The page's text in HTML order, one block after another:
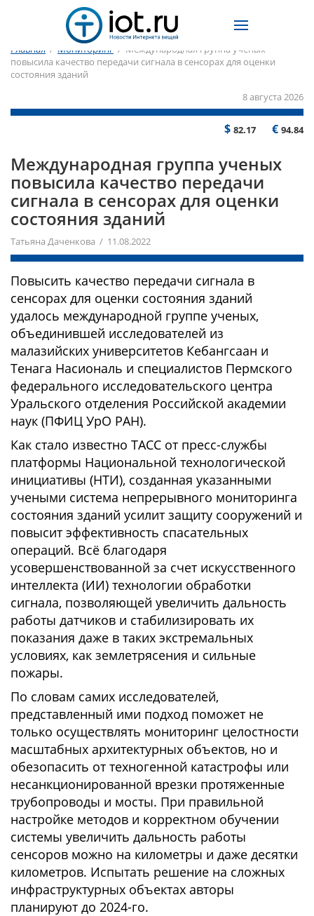
Главная / Мониторинг / Международная группа ученых
повысила качество передачи сигнала в сенсорах для оценки
состояния зданий
8 августа 2026
$ 82.17 € 94.84
Международная группа ученых
повысила качество передачи
сигнала в сенсорах для оценки
состояния зданий
Татьяна Даченкова / 11.08.2022
Повысить качество передачи сигнала в
сенсорах для оценки состояния зданий
удалось международной группе ученых,
объединившей исследователей из
малазийских университетов Кебангсаан и
Тенага Насиональ и специалистов Пермского
федерального исследовательского центра
Уральского отделения Российской академии
наук (ПФИЦ УрО РАН).
Как стало известно ТАСС от пресс-службы
платформы Национальной технологической
инициативы (НТИ), созданная указанными
учеными система непрерывного мониторинга
состояния зданий усилит защиту сооружений и
повысит эффективность спасательных
операций. Всё благодаря
усовершенствованной за счет искусственного
интеллекта (ИИ) технологии обработки
сигнала, позволяющей увеличить дальность
работы датчиков и стабилизировать их
показания даже в таких экстремальных
условиях, как землетрясения и сильные
пожары.
По словам самих исследователей,
представленный ими подход поможет не
только осуществлять мониторинг целостности
масштабных архитектурных объектов, но и
обезопасить от техногенной катастрофы или
несанкционированной врезки протяженные
трубопроводы и мосты. При правильной
настройке методов и корректном обучении
системы увеличить дальность работы
сенсоров можно на километры и даже десятки
километров. Испытать решение на сложных
инфраструктурных объектах авторы
планируют до 2024-го.